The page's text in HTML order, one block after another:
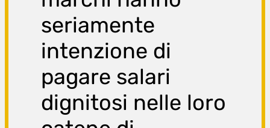
seriamente
intenzione di
pagare salari
dignitosi nelle loro